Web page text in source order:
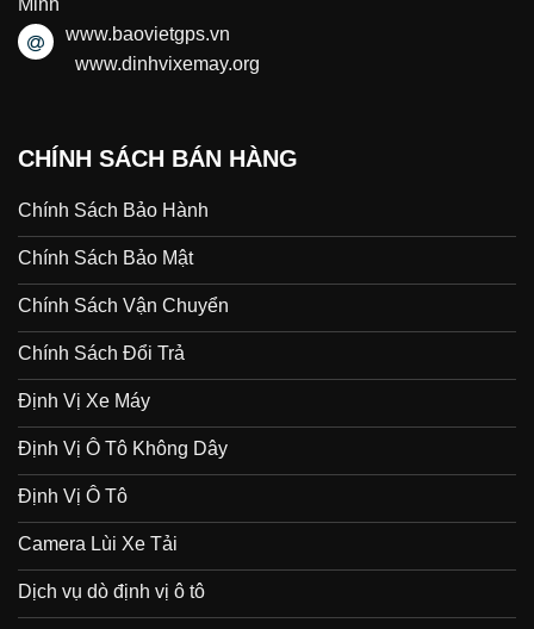
Minh
www.baovietgps.vn
www.dinhvixemay.org
CHÍNH SÁCH BÁN HÀNG
Chính Sách Bảo Hành
Chính Sách Bảo Mật
Chính Sách Vận Chuyển
Chính Sách Đổi Trả
Định Vị Xe Máy
Định Vị Ô Tô Không Dây
Định Vị Ô Tô
Camera Lùi Xe Tải
Dịch vụ dò định vị ô tô